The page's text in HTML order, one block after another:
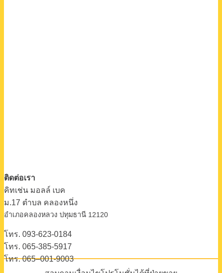
ติดต่อเรา
คิทเช่น มอลล์ เบค
ม.17 ตําบล คลองหนึ่ง
อําเภอคลองหลวง ปทุมธานี 12120
โทร. 093-623-0184
โทร. 065-385-5917
โทร. 065–001-9003